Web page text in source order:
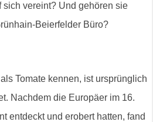
vereint? Und gehören sie
Beierfelder Büro?
Tomate kennen, ist ursprünglich
Nachdem die Europäer im 16.
entdeckt und erobert hatten, fand